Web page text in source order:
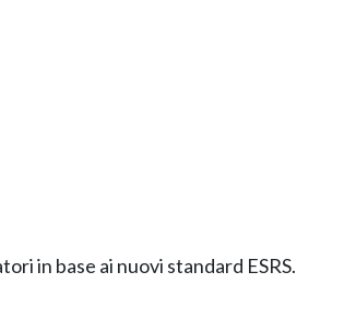
in base ai nuovi standard ESRS.